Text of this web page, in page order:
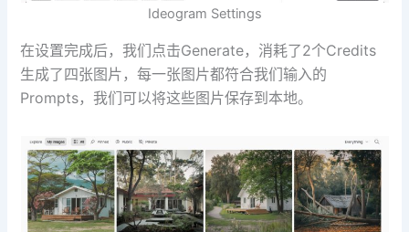
Ideogram Settings
在设置完成后，我们点击Generate，消耗了2个Credits
生成了四张图片，每一张图片都符合我们输入的
Prompts，我们可以将这些图片保存到本地。